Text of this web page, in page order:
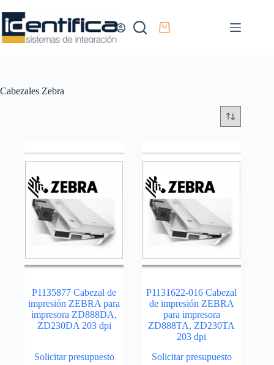
Cabezales Zebra
P1135877 Cabezal de
impresión ZEBRA para
impresora ZD888DA,
ZD230DA 203 dpi
Solicitar presupuesto
P1131622-016 Cabezal
de impresión ZEBRA
para impresora
ZD888TA, ZD230TA
203 dpi
Solicitar presupuesto